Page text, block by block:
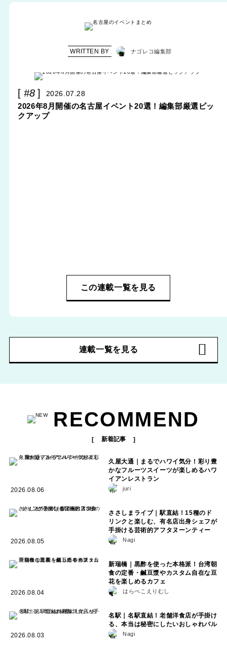
WRITTEN BY ナゴレコ編集部
#8 2026.07.28
2026年8月開催の名古屋イベント20選！編集部厳選ピッ
クアップ
この連載一覧を見る
連載一覧を見る
RECOMMEND
新着記事
2026.08.06
久屋大通｜まるでハワイ気分！彩り豊
かなフルーツスイーツが楽しめるハワ
イアンレストラン
juri
2026.08.05
ささしまライブ｜駅直結！15種のド
リンクと楽しむ、有名店出身シェフが
手掛ける芸術的アフタヌーンティー
Nagi
2026.08.04
新瑞橋｜黒酢を使った本格派！台湾朝
食の定番・鹹豆漿やカスタム自在な豆
花を楽しめるカフェ
はらぺこえりむし
2026.08.03
名駅｜名駅直結！老舗洋食店が手掛け
る、本当は秘密にしたいおしゃれバル
Nagi